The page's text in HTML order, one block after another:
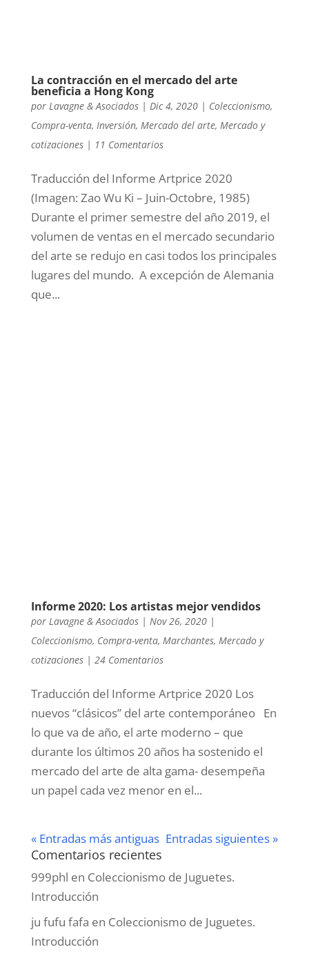
La contracción en el mercado del arte
beneficia a Hong Kong
por Lavagne & Asociados| Dic 4, 2020| Coleccionismo,
Compra-venta, Inversión, Mercado del arte, Mercado y
cotizaciones| 11 Comentarios
Traducción del Informe Artprice 2020
(Imagen: Zao Wu Ki – Juin-Octobre, 1985)
Durante el primer semestre del año 2019, el
volumen de ventas en el mercado secundario
del arte se redujo en casi todos los principales
lugares del mundo. A excepción de Alemania
que...
Informe 2020: Los artistas mejor vendidos
por Lavagne & Asociados| Nov 26, 2020|
Coleccionismo, Compra-venta, Marchantes, Mercado y
cotizaciones| 24 Comentarios
Traducción del Informe Artprice 2020 Los
nuevos “clásicos” del arte contemporáneo En
lo que va de año, el arte moderno – que
durante los últimos 20 años ha sostenido el
mercado del arte de alta gama- desempeña
un papel cada vez menor en el...
« Entradas más antiguas Entradas siguientes »
Comentarios recientes
999phl en Coleccionismo de Juguetes.
Introducción
ju fufu fafa en Coleccionismo de Juguetes.
Introducción